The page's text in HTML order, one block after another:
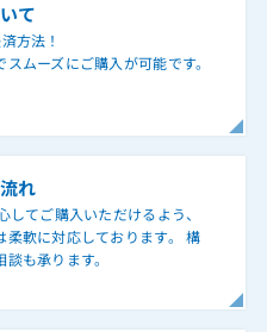
て
方法！
ムーズにご購入が可能です。
れ
してご購入いただけるよう、
柔軟に対応しております。 構
も承ります。